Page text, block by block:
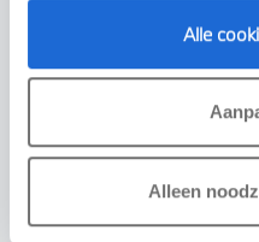
Alle
Alleen
BMWiX2
455 km
€ 1.324 p/m
Bekijk details